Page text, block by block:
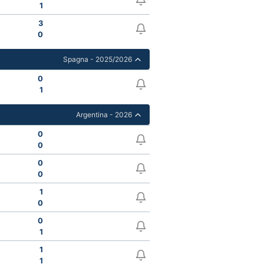
1
3
0
Spagna - 2025/2026
0
1
Argentina - 2026
0
0
0
0
1
0
0
1
1
1